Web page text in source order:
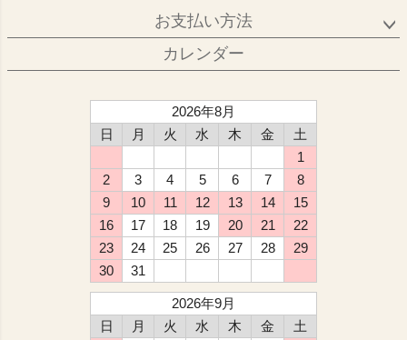
お支払い方法
カレンダー
2026年8月
日
月 火 水 木 金
土
1
2
3 4 5 6 7
8
9
10 11 12 13 14
15
16
17 18 19 20 21
22
23
24 25 26 27 28
29
30
31
2026年9月
日
月 火 水 木 金
土